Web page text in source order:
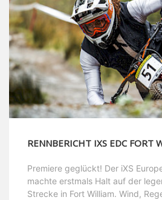
RENNBERICHT IXS EDC FORT
Premiere geglückt! Der iXS
machte erstmals Halt auf der
Strecke in Fort William. Wind,